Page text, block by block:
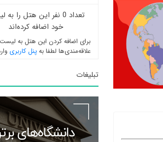
تعداد 0 نفر این هتل را
خود اضافه کرده‌اند
برای اضافه کردن این هتل به لیست
علاقه‌مندی‌ها لطفا بهپنل کاربری
تبلیغات